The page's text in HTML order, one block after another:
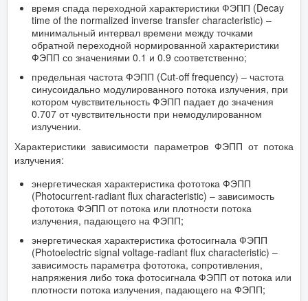
время спада переходной характеристики ФЭПП (Decay
time of the normalized inverse transfer characteristic) –
минимальный интервал времени между точками
обратной переходной нормированной характеристики
ФЭПП со значениями 0.1 и 0.9 соответственно;
предельная частота ФЭПП (Cut-off frequency) – частота
синусоидально модулированного потока излучения, при
котором чувствительность ФЭПП падает до значения
0.707 от чувствительности при немодулированном
излучении.
Характеристики зависимости параметров ФЭПП от потока
излучения:
энергетическая характеристика фототока ФЭПП
(Photocurrent-radiant flux characteristic) – зависимость
фототока ФЭПП от потока или плотности потока
излучения, падающего на ФЭПП;
энергетическая характеристика фотосигнала ФЭПП
(Photoelectric signal voltage-radiant flux characteristic) –
зависимость параметра фототока, сопротивления,
напряжения либо тока фотосигнала ФЭПП от потока или
плотности потока излучения, падающего на ФЭПП;